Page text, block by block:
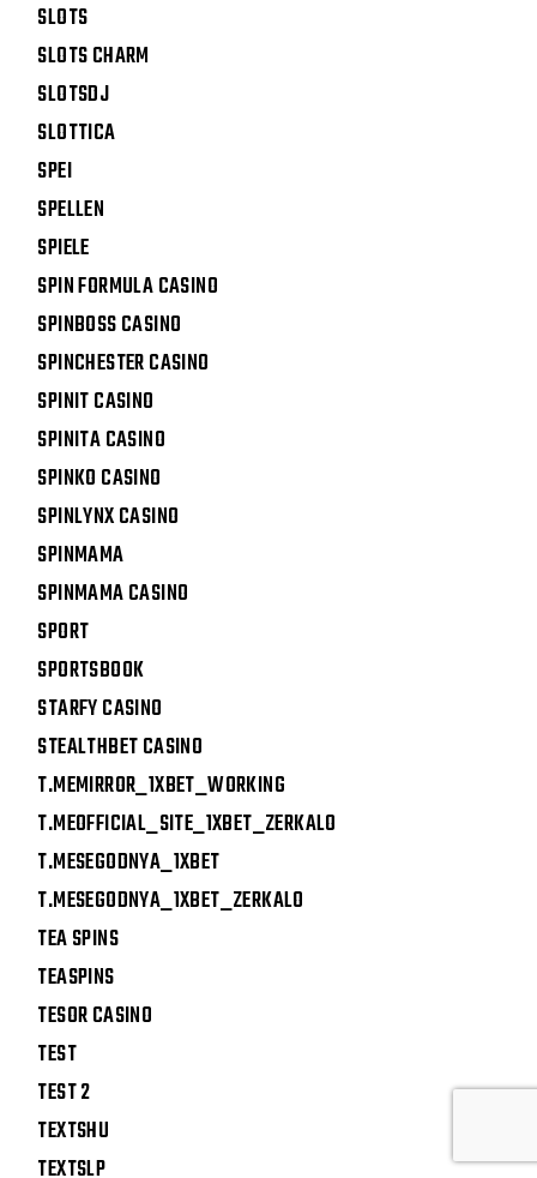
SLOTS
SLOTS CHARM
SLOTSDJ
SLOTTICA
SPEI
SPELLEN
SPIELE
SPIN FORMULA CASINO
SPINBOSS CASINO
SPINCHESTER CASINO
SPINIT CASINO
SPINITA CASINO
SPINKO CASINO
SPINLYNX CASINO
SPINMAMA
SPINMAMA CASINO
SPORT
SPORTSBOOK
STARFY CASINO
STEALTHBET CASINO
T.MEMIRROR_1XBET_WORKING
T.MEOFFICIAL_SITE_1XBET_ZERKALO
T.MESEGODNYA_1XBET
T.MESEGODNYA_1XBET_ZERKALO
TEA SPINS
TEASPINS
TESOR CASINO
TEST
TEST 2
TEXTSHU
TEXTSLP